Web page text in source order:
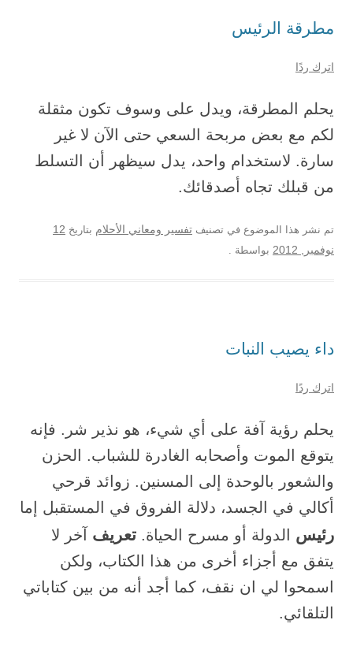
مطرقة الرئيس
اترك ردًا
يحلم المطرقة، ويدل على وسوف تكون مثقلة
لكم مع بعض مربحة السعي حتى الآن لا غير
سارة. لاستخدام واحد، يدل سيظهر أن التسلط
من قبلك تجاه أصدقائك.
تم نشر هذا الموضوع في تصنيف تفسير ومعاني الأحلام بتاريخ 12
نوفمبر, 2012
بواسطة .
داء يصيب النبات
اترك ردًا
يحلم رؤية آفة على أي شيء، هو نذير شر. فإنه
يتوقع الموت وأصحابه الغادرة للشباب. الحزن
والشعور بالوحدة إلى المسنين. زوائد قرحي
أكالي في الجسد، دلالة الفروق في المستقبل إما
رئيس الدولة أو مسرح الحياة. تعريف آخر لا
يتفق مع أجزاء أخرى من هذا الكتاب، ولكن
اسمحوا لي ان نقف، كما أجد أنه من بين كتاباتي
التلقائي.